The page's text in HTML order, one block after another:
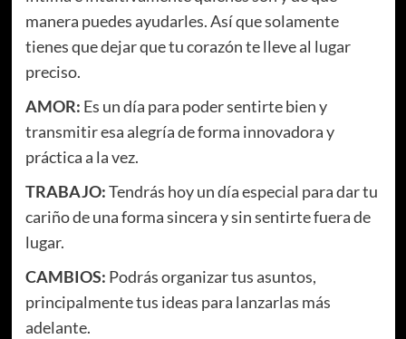
manera puedes ayudarles. Así que solamente
tienes que dejar que tu corazón te lleve al lugar
preciso.
AMOR: Es un día para poder sentirte bien y
transmitir esa alegría de forma innovadora y
práctica a la vez.
TRABAJO:Tendrás hoy un día especial para dar tu
cariño de una forma sincera y sin sentirte fuera de
lugar.
CAMBIOS: Podrás organizar tus asuntos,
principalmente tus ideas para lanzarlas más
adelante.